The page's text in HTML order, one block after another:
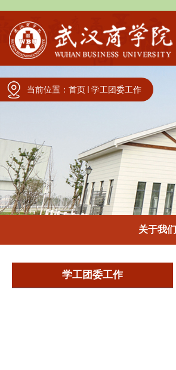
关于我们
学工团委工作
当前位置： 首页 学工团委工作